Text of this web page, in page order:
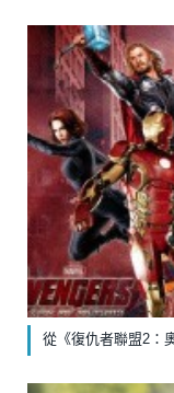
從《復仇者聯盟2：